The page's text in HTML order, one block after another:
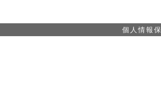
個人情報